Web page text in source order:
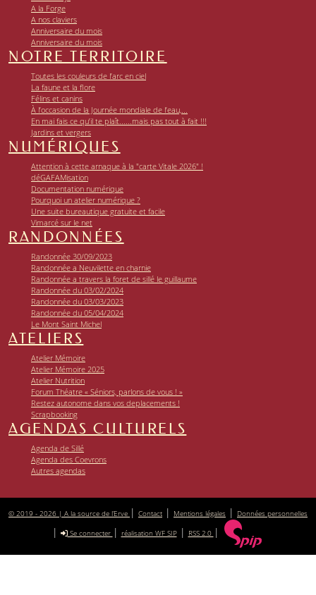
A la Forge
A nos claviers
Anniversaire du mois
Anniversaire du mois
NOTRE TERRITOIRE
Toutes les couleurs de l’arc en ciel
La faune et la flore
Félins et canins
À l’occasion de la Journée mondiale de l’eau,...
En mai fais ce qu’il te plaît......mais pas tout à fait !!!
Jardins et vergers
NUMÉRIQUES
Attention à cette arnaque à la "carte Vitale 2026" !
déGAFAMisation
Documentation numérique
Pourquoi un atelier numérique ?
Une suite bureautique gratuite et facile
Vimarcé sur le net
RANDONNÉES
Randonnée 30/09/2023
Randonnée a Neuvilette en charnie
Randonnée a travers la foret de sillé le guillaume
Randonnée du 03/02/2024
Randonnée du 03/03/2023
Randonnée du 05/04/2024
Le Mont Saint Michel
ATELIERS
Atelier Mémoire
Atelier Mémoire 2025
Atelier Nutrition
Forum Théatre « Séniors, parlons de vous ! »
Restez autonome dans vos deplacements !
Scrapbooking
AGENDAS CULTURELS
Agenda de Sillé
Agenda des Coevrons
Autres agendas
© 2019 - 2026 | A la source de l’Erve | Contact | Mentions légales | Données personnelles
| Se connecter | réalisation WF SIP| RSS 2.0 |